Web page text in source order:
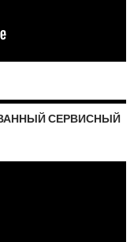
СЕРВИСНЫЙ